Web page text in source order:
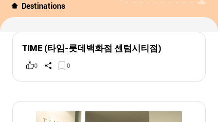
Destinations
TIME (타임-롯데백화점 센텀시티점)
0 0